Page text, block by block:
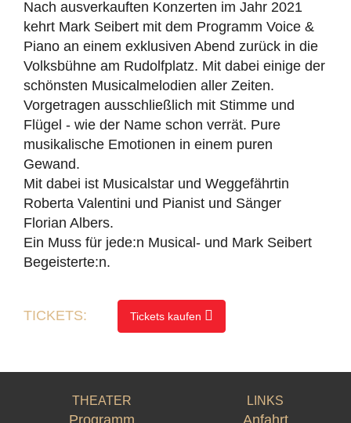
Nach ausverkauften Konzerten im Jahr 2021
kehrt Mark Seibert mit dem Programm Voice &
Piano an einem exklusiven Abend zurück in die
Volksbühne am Rudolfplatz. Mit dabei einige der
schönsten Musicalmelodien aller Zeiten.
Vorgetragen ausschließlich mit Stimme und
Flügel - wie der Name schon verrät. Pure
musikalische Emotionen in einem puren
Gewand.
Mit dabei ist Musicalstar und Weggefährtin
Roberta Valentini und Pianist und Sänger
Florian Albers.
Ein Muss für jede:n Musical- und Mark Seibert
Begeisterte:n.
TICKETS: Tickets kaufen
THEATER
Programm
LINKS
Anfahrt